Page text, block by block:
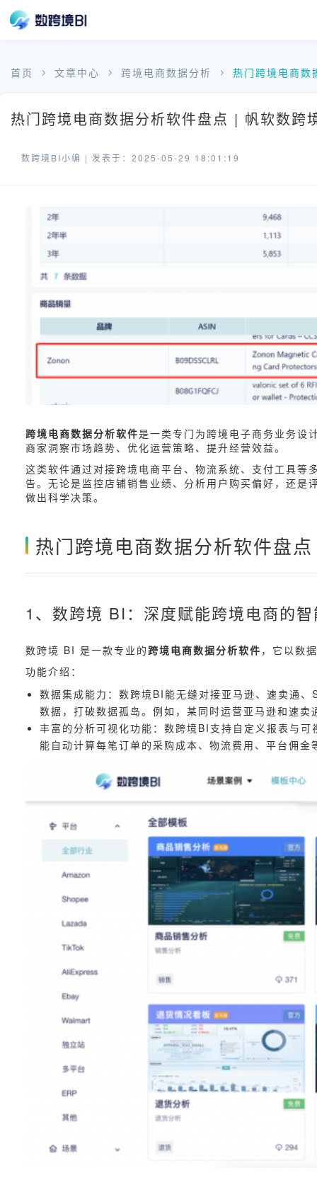
首页 文章中心 跨境电商数据分析 热门跨境电商数
热门跨境电商数据分析软件盘点 | 帆软数跨
数跨境BI小编 | 发表于：2025-05-29 18:01:19
跨境电商数据分析软件是一类专门为跨境电子商务业务设
商家洞察市场趋势、优化运营策略、提升经营效益。
这类软件通过对接跨境电商平台、物流系统、支付工具
告。无论是监控店铺销售业绩、分析用户购买偏好，还
做出科学决策。
热门跨境电商数据分析软件盘点
1、数跨境 BI：深度赋能跨境电商的
数跨境 BI 是一款专业的跨境电商数据分析软件 ，它以数
功能介绍：
数据集成能力：数跨境BI能无缝对接亚马逊、速卖通
数据，打破数据孤岛。例如，某同时运营亚马逊和速
丰富的分析可视化功能：数跨境BI支持自定义报表与
能自动计算每笔订单的采购成本、物流费用、平台佣